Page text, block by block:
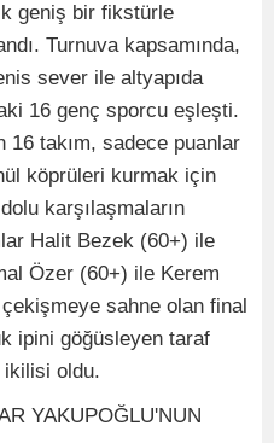
geniş bir fikstürle
Turnuva kapsamında,
sever ile altyapıda
16 genç sporcu eşleşti.
16 takım, sadece puanlar
köprüleri kurmak için
karşılaşmaların
Halit Bezek (60+) ile
Özer (60+) ile Kerem
sahne olan final
ipini göğüsleyen taraf
ikilisi oldu.
YAKUPOĞLU'NUN